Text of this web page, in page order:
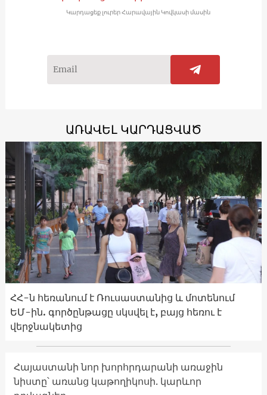
Կարդացեք լուրեր Հարավային Կովկասի մասին
ԱՌԱՎԵԼ ԿԱՐԴԱՑՎԱԾ
ՀՀ-ն հեռանում է Ռուսաստանից և մոտենում
ԵՄ-ին. գործընթացը սկսվել է, բայց հեռու է
վերջնակետից
Հայաստանի նոր խորհրդարանի առաջին
նիստը՝ առանց կաթողիկոսի. կարևոր